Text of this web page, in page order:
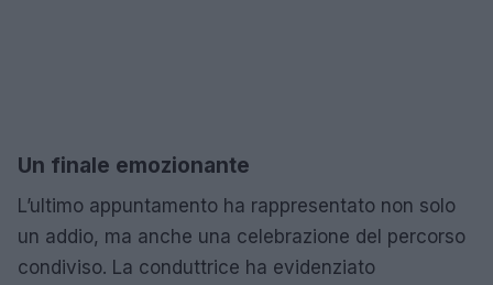
Un finale emozionante
L’ultimo appuntamento ha rappresentato non solo
un addio, ma anche una celebrazione del percorso
condiviso. La conduttrice ha evidenziato